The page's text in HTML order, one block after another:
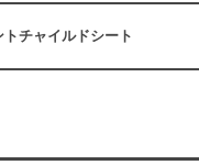
チャイルドシート